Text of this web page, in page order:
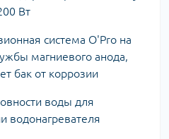
Вт
система O'Pro на
магниевого анода,
бак от коррозии
воды для
водонагревателя